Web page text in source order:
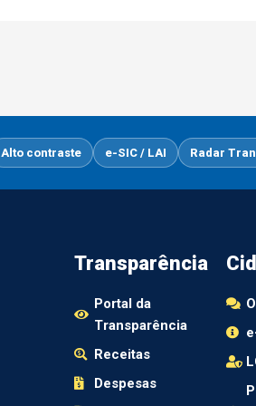
Alto contraste e-SIC / LAI Radar
Transparência
Portal da
Transparência
Receitas
Despesas